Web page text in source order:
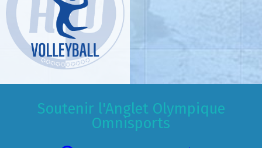
Soutenir l'Anglet Olympique
Omnisports